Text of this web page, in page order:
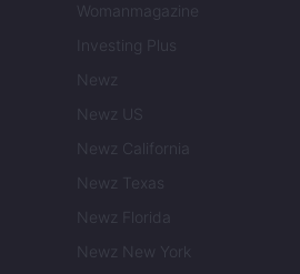
Womanmagazine
Investing Plus
Newz
Newz US
Newz California
Newz Texas
Newz Florida
Newz New York